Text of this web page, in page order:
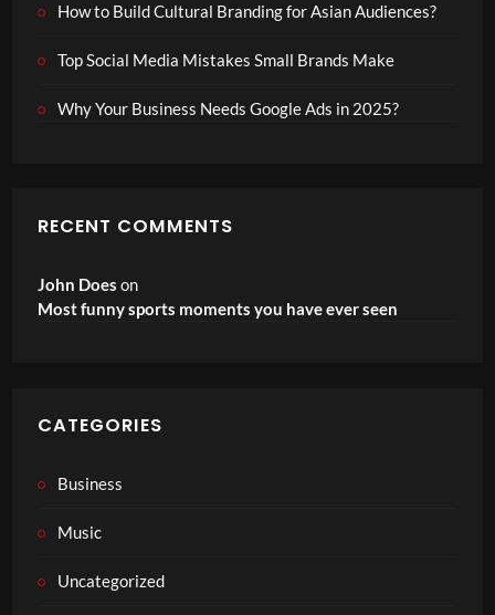
How to Build Cultural Branding for Asian Audiences?
Top Social Media Mistakes Small Brands Make
Why Your Business Needs Google Ads in 2025?
RECENT COMMENTS
John Does on
Most funny sports moments you have ever seen
CATEGORIES
Business
Music
Uncategorized